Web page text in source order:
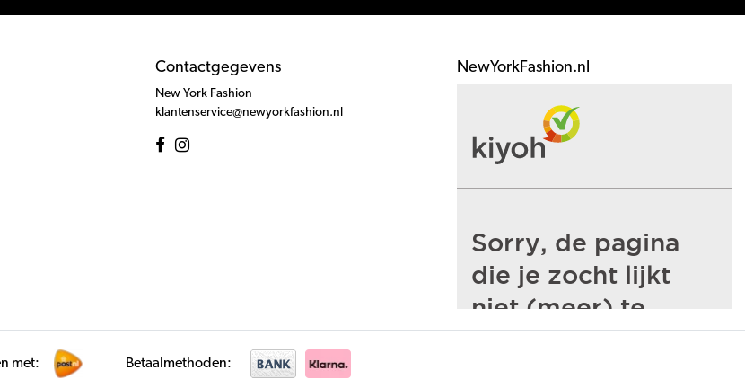
Contactgegevens
New York Fashion
klantenservice@newyorkfashion.nl
NewYorkFashion.nl
met: Betaalmethoden: